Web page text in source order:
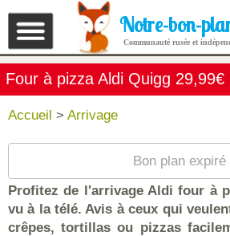
Notre-bon-
Communauté rusée et
Four à pizza Aldi Quigg 29,99€
Accueil > Arrivage
Bon plan expiré
Profitez de l'arrivage Aldi four à
vu à la télé. Avis à ceux qui
crêpes, tortillas ou pizzas